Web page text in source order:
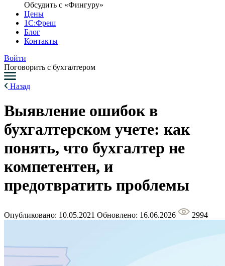
Обсудить с «Фингуру»
Цены
1С:Фреш
Блог
Контакты
Войти
Поговорить с бухгалтером
Назад
Выявление ошибок в
бухгалтерском учете: как
понять, что бухгалтер не
компетентен, и
предотвратить проблемы
Опубликовано: 10.05.2021 Обновлено: 16.06.2026 2994